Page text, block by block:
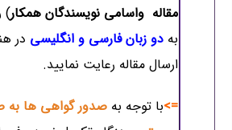
مقاله واسامی نویسندگان همکار)
به دو زبان فارسی و انگلیسی در
ارسال مقاله رعایت نمایید.
=>با توجه به صدور گواهی ها به